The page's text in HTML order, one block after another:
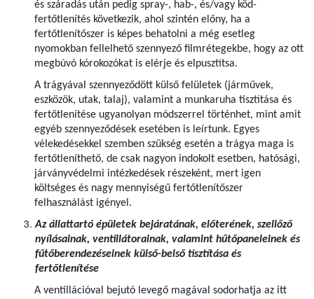
és száradás után pedig spray-, hab-, és/vagy köd-
fertőtlenítés következik, ahol szintén előny, ha a
fertőtlenítőszer is képes behatolni a még esetleg
nyomokban fellelhető szennyező filmrétegekbe, hogy az ott
megbúvó kórokozókat is elérje és elpusztítsa.
A trágyával szennyeződött külső felületek (járművek,
eszközök, utak, talaj), valamint a munkaruha tisztítása és
fertőtlenítése ugyanolyan módszerrel történhet, mint amit
egyéb szennyeződések esetében is leírtunk. Egyes
vélekedésekkel szemben szükség esetén a trágya maga is
fertőtleníthető, de csak nagyon indokolt esetben, hatósági,
járványvédelmi intézkedések részeként, mert igen
költséges és nagy mennyiségű fertőtlenítőszer
felhasználást igényel.
Az állattartó épületek bejáratának, előterének, szellőző
nyílásainak, ventillátorainak, valamint hűtőpaneleinek és
fűtőberendezéseinek külső-belső tisztítása és
fertőtlenítése
A ventillációval bejutó levegő magával sodorhatja az itt